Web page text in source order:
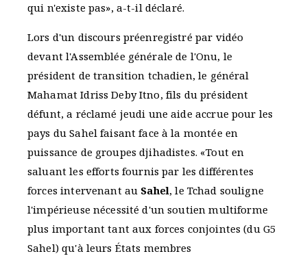
qui n'existe pas», a-t-il déclaré.
Lors d'un discours préenregistré par vidéo
devant l'Assemblée générale de l'Onu, le
président de transition tchadien, le général
Mahamat Idriss Deby Itno, fils du président
défunt, a réclamé jeudi une aide accrue pour les
pays du Sahel faisant face à la montée en
puissance de groupes djihadistes. «Tout en
saluant les efforts fournis par les différentes
forces intervenant au Sahel, le Tchad souligne
l'impérieuse nécessité d'un soutien multiforme
plus important tant aux forces conjointes (du G5
Sahel) qu'à leurs États membres